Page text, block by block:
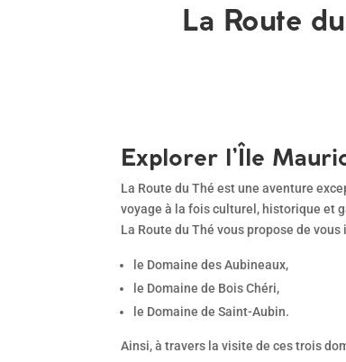
La Route
Explorer l’Île
La Route du Thé est une aventure
voyage à la fois culturel, historique et
La Route du Thé vous propose de
le Domaine des Aubineaux,
le Domaine de Bois Chéri,
le Domaine de Saint-Aubin.
Ainsi, à travers la visite de ces trois